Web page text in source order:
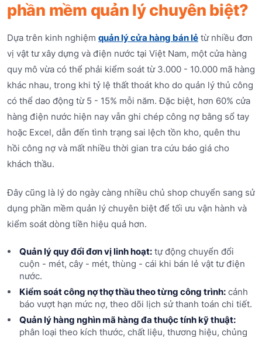
phần mềm quản lý chuyên biệt?
Dựa trên kinh nghiệm quản lý cửa hàng bán lẻ từ nhiều đơn
vị vật tư xây dựng và điện nước tại Việt Nam, một cửa hàng
quy mô vừa có thể phải kiểm soát từ 3.000 - 10.000 mã hàng
khác nhau, trong khi tỷ lệ thất thoát kho do quản lý thủ công
có thể dao động từ 5 - 15% mỗi năm. Đặc biệt, hơn 60% cửa
hàng điện nước hiện nay vẫn ghi chép công nợ bằng sổ tay
hoặc Excel, dẫn đến tình trạng sai lệch tồn kho, quên thu
hồi công nợ và mất nhiều thời gian tra cứu báo giá cho
khách thầu.
Đây cũng là lý do ngày càng nhiều chủ shop chuyển sang sử
dụng phần mềm quản lý chuyên biệt để tối ưu vận hành và
kiểm soát dòng tiền hiệu quả hơn.
Quản lý quy đổi đơn vị linh hoạt:tự động chuyển đổi
cuộn - mét, cây - mét, thùng - cái khi bán lẻ vật tư điện
nước.
Kiểm soát công nợ thợ thầu theo từng công trình:cảnh
báo vượt hạn mức nợ, theo dõi lịch sử thanh toán chi tiết.
Quản lý hàng nghìn mã hàng đa thuộc tính kỹ thuật:
phân loại theo kích thước, chất liệu, thương hiệu, chủng